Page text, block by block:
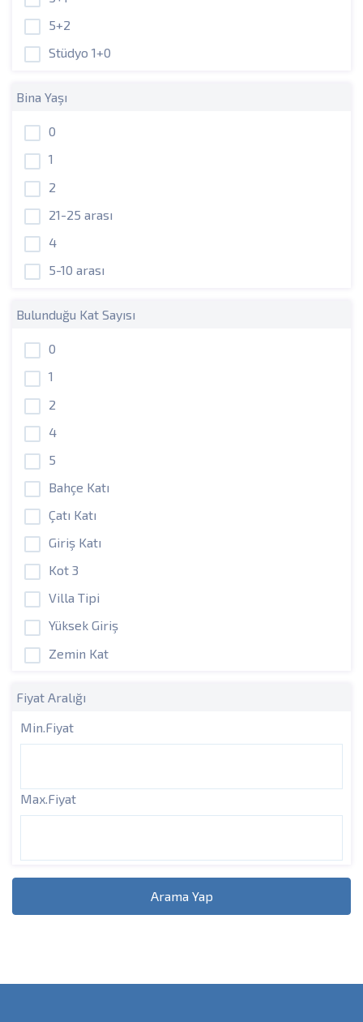
5+2
Stüdyo 1+0
Bina Yaşı
0
1
2
21-25 arası
4
5-10 arası
Bulunduğu Kat Sayısı
0
1
2
4
5
Bahçe Katı
Çatı Katı
Giriş Katı
Kot 3
Villa Tipi
Yüksek Giriş
Zemin Kat
Fiyat Aralığı
Min.Fiyat
Max.Fiyat
Arama Yap